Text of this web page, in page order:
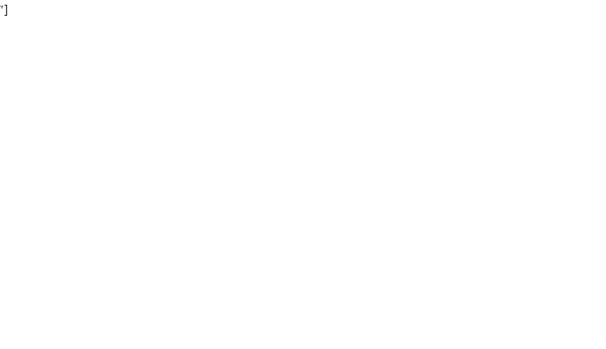
[mh_idx_wrapper type=”basic” template_results_version_mobilefirstresults=”1006″]